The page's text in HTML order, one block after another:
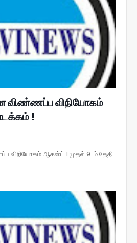
விண்ணப்ப விநியோகம்
!
விநியோகம் ஆகஸ்ட் 1 முதல் 9-ம் தேதி